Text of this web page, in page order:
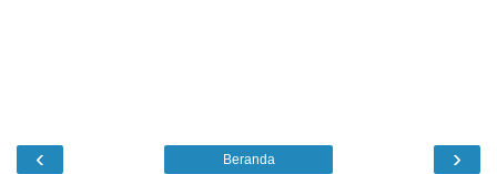
‹ ›
Beranda